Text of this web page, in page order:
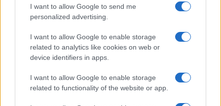
I want to allow Google to send me
personalized advertising.
I want to allow Google to enable storage
related to analytics like cookies on web or
device identifiers in apps.
I want to allow Google to enable storage
related to functionality of the website or app.